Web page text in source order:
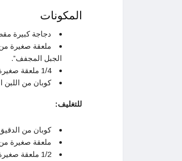
المكونات
دجاجة كبيرة
ملعقة صغيرة
الجبل المجفف”.
1/4 ملعقة صغيرة من مسحوق الفلفل الحلو.
كوبان من اللبن
للتغليف:
كوبان من
ملعقة صغيرة
1/2 ملعقة صغيرة بابريكا.